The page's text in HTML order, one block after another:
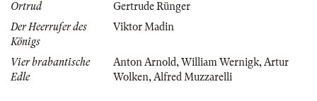
Ortrud
Gertrude Rünger
Der Heerrufer des
Königs
Viktor Madin
Vier brabantische
Edle
Anton Arnold,William Wernigk,Artur
Wolken,Alfred Muzzarelli